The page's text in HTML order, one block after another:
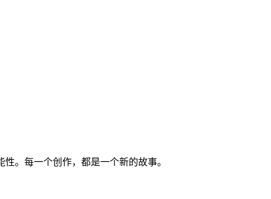
。每一个创作，都是一个新的故事。